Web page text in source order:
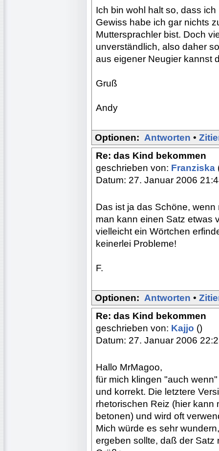
Ich bin wohl halt so, dass
Gewiss habe ich gar nichts
Muttersprachler bist. Doch
unverständlich, also daher
aus eigener Neugier kannst
Gruß
Andy
Optionen: Antworten •
Re: das Kind bekommen
geschrieben von: Franziska
Datum: 27. Januar 2006
Das ist ja das Schöne,
man kann einen Satz etwas
vielleicht ein Wörtchen
keinerlei Probleme!
F.
Optionen: Antworten •
Re: das Kind bekommen
geschrieben von: Kajjo ()
Datum: 27. Januar 2006
Hallo MrMagoo,
für mich klingen "auch
und korrekt. Die letztere
rhetorischen Reiz (hier kann
betonen) und wird oft
Mich würde es sehr
ergeben sollte, daß der Satz